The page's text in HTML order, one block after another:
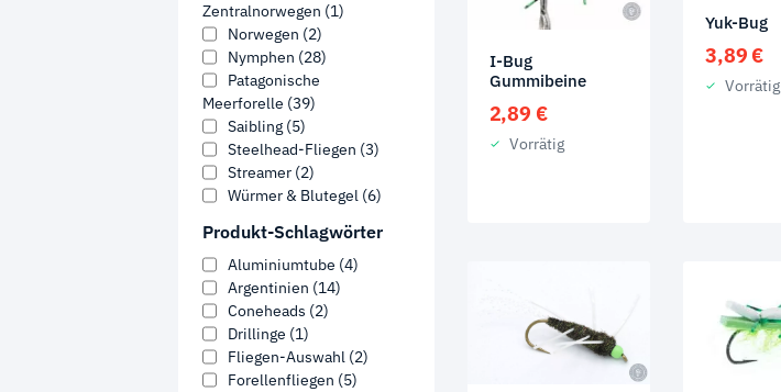
Zentralnorwegen (1)
Norwegen (2)
Nymphen (28)
Patagonische
Meerforelle (39)
Saibling (5)
Steelhead-Fliegen (3)
Streamer (2)
Würmer & Blutegel (6)
Produkt-Schlagwörter
Aluminiumtube (4)
Argentinien (14)
Coneheads (2)
Drillinge (1)
Fliegen-Auswahl (2)
Forellenfliegen (5)
I-Bug
Gummibeine
2,89 €
Vorrätig
Yuk-Bug
3,89 €
Vorrätig